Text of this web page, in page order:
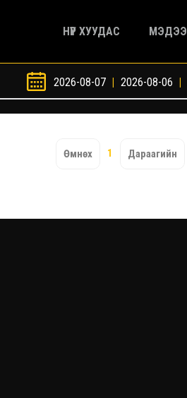
НҮҮР ХУУДАС МЭДЭЭ
2026-08-07 | 2026-08-06 |
Өмнөх 1 Дараагийн